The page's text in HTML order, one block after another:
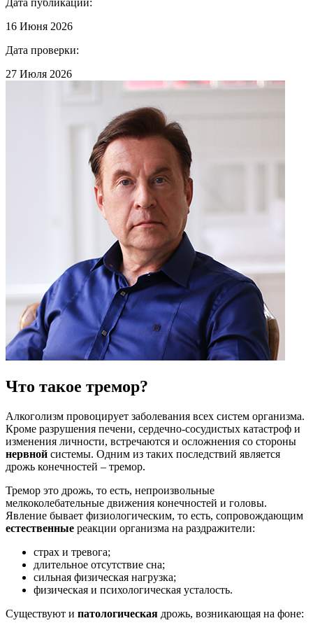
16 Июня 2026
Дата проверки:
27 Июля 2026
Что такое тремор?
Алкоголизм провоцирует заболевания всех систем организма.
Кроме разрушения печени, сердечно-сосудистых катастроф и
изменения личности, встречаются и осложнения со стороны
нервной системы. Одним из таких последствий является
дрожь конечностей – тремор.
Тремор это дрожь, то есть, непроизвольные
мелкоколебательные движения конечностей и головы.
Явление бывает физиологическим, то есть, сопровождающим
естественные реакции организма на раздражители:
страх и тревога;
длительное отсутствие сна;
сильная физическая нагрузка;
физическая и психологическая усталость.
Существуют и патологическая дрожь, возникающая на фоне: